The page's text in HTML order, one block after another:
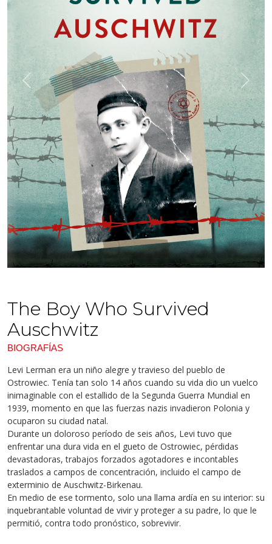
Previous Next
The Boy Who Survived
Auschwitz
BIOGRAFÍAS
Levi Lerman era un niño alegre y travieso del pueblo de
Ostrowiec. Tenía tan solo 14 años cuando su vida dio un vuelco
inimaginable con el estallido de la Segunda Guerra Mundial en
1939, momento en que las fuerzas nazis invadieron Polonia y
ocuparon su ciudad natal.
Durante un doloroso período de seis años, Levi tuvo que
enfrentar una dura vida en el gueto de Ostrowiec, pérdidas
devastadoras, trabajos forzados agotadores e incontables
traslados a campos de concentración, incluido el campo de
exterminio de Auschwitz-Birkenau.
En medio de ese tormento, solo una llama ardía en su interior: su
inquebrantable voluntad de vivir y proteger a su padre, lo que le
permitió, contra todo pronóstico, sobrevivir.